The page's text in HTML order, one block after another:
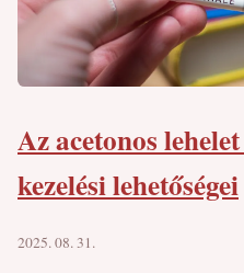
Az acetonos
kezelési lehetőségei
2025. 08. 31.